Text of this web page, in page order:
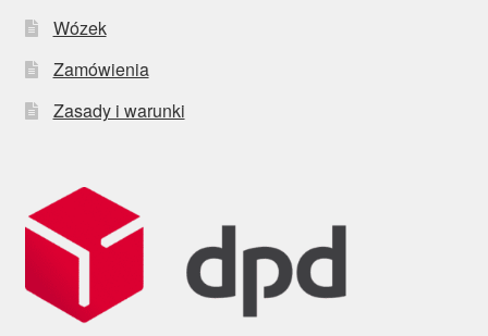
Wózek
Zamówienia
Zasady i warunki